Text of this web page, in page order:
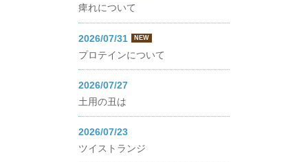
痺れについて
2026/07/31 NEW
プロテインについて
2026/07/27
土用の丑は
2026/07/23
ツイストランジ